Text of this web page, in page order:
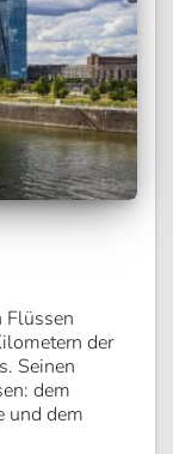
Flüssen
der
Seinen
dem
und dem